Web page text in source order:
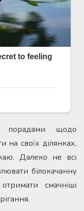
порадами щодо
на своїх ділянках,
Далеко не всі
білокачанну
смачніші